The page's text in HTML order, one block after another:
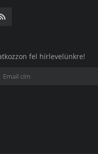
fel hírlevelünkre!